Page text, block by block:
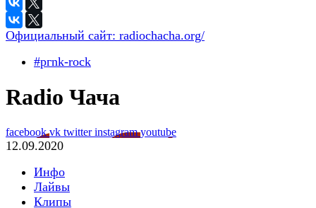
Официальный сайт: radiochacha.org/
#pгnk-roсk
Radio Чача
facebookvk twitterinstagramyoutube
12.09.2020
Инфо
Лайвы
Клипы